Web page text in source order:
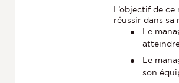
L’objectif de
réussir dans sa
Le
Le
son